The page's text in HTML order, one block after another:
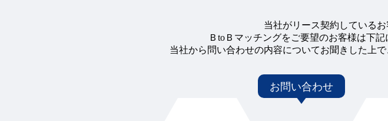
当社がリース契約している
ＢtoＢマッチングをご要望のお客様は下
当社から問い合わせの内容についてお聞きした上